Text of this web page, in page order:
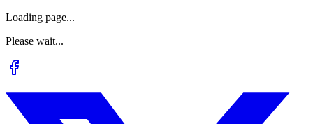
Loading page...
Please wait...